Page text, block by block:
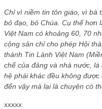
Chỉ vì niềm tin tôn giáo, vì bà
bỏ đạo, bỏ Chúa. Cụ thể hơn
Việt Nam có khoảng 60, 70
cộng sản chỉ cho phép Hội
thánh Tin Lành Việt Nam
chế của đảng và nhà nước,
hệ phái khác đều không
đến vậy mà lại là chuyện có
xxxxx